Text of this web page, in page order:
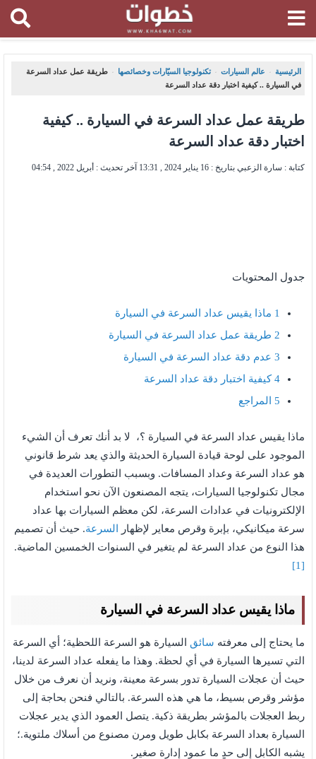
الرئيسية ، عالم السيارات ، تكنولوجيا السيّارات وخصائصها ،
طريقة عمل عداد السرعة
في السيارة .. كيفية اختبار دقة عداد السرعة
طريقة عمل عداد السرعة في السيارة .. كيفية
اختبار دقة عداد السرعة
كتابة : سارة الزعبي بتاريخ : 16 يناير 2024 , 13:31 آخر تحديث : أبريل 2022 , 04:54
جدول المحتويات
1 ماذا يقيس عداد السرعة في السيارة
2 طريقة عمل عداد السرعة في السيارة
3 عدم دقة عداد السرعة في السيارة
4كيفية اختبار دقة عداد السرعة
5 المراجع
ماذا يقيس عداد السرعة في السيارة ؟، لا بد أنك تعرف أن الشيء
الموجود على لوحة قيادة السيارة الحديثة والذي يعد شرط قانوني
هو عداد السرعة وعداد المسافات. وبسبب التطورات العديدة في
مجال تكنولوجيا السيارات، يتجه المصنعون الآن نحو استخدام
الإلكترونيات في عدادات السرعة، لكن معظم السيارات بها عداد
سرعة ميكانيكي، بإبرة وقرص معاير لإظهار
السرعة. حيث أن تصميم
هذا النوع من عداد السرعة لم يتغير في السنوات الخمسين الماضية.
[1]
ماذا يقيس عداد السرعة في السيارة
ما يحتاج إلى معرفته سائق السيارة هو السرعة اللحظية؛ أي السرعة
التي تسيرها السيارة في أي لحظة. وهذا ما يفعله عداد السرعة لدينا،
حيث أن عجلات السيارة تدور بسرعة معينة، ونريد أن نعرف من خلال
مؤشر وقرص بسيط، ما هي هذه السرعة. بالتالي فنحن بحاجة إلى
ربط العجلات بالمؤشر بطريقة ذكية. يتصل العمود الذي يدير عجلات
السيارة بعداد السرعة بكابل طويل ومرن مصنوع من أسلاك ملتوية.؛
يشبه الكابل إلى حدٍ ما عمود إدارة صغير.